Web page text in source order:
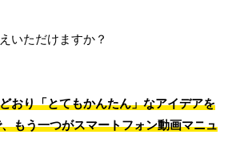
いただけますか？
おり「とてもかんたん」なアイデアを
もう一つがスマートフォン動画マニュ